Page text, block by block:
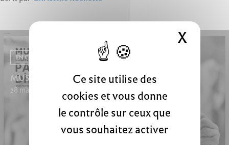
Ce site utilise des
cookies et vous donne
le contrôle sur ceux que
vous souhaitez activer
X
EN CE MOMENT
MUSÉOCOULISSES
28 mars 2026 - 20 septembre 2026